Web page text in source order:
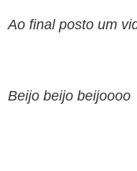
Ao final posto um
Beijo beijo beijoooo